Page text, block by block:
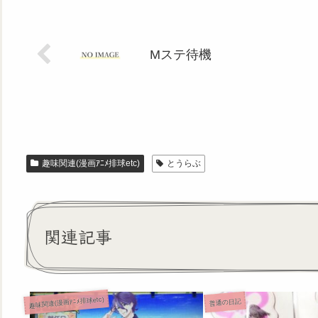
Mステ待機
趣味関連(漫画ｱﾆﾒ排球etc) とうらぶ
関連記事
趣味関連(漫画ｱﾆﾒ排球etc) 普通の日記